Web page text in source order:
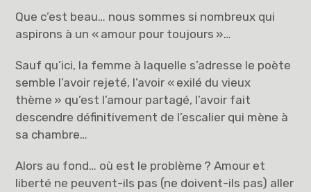
Que c’est beau… nous sommes si nombreux qui
aspirons à un « amour pour toujours »…
Sauf qu’ici, la femme à laquelle s’adresse le poète
semble l’avoir rejeté, l’avoir « exilé du vieux
thème » qu’est l’amour partagé, l’avoir fait
descendre définitivement de l’escalier qui mène à
sa chambre…
Alors au fond… où est le problème ? Amour et
liberté ne peuvent-ils pas (ne doivent-ils pas) aller